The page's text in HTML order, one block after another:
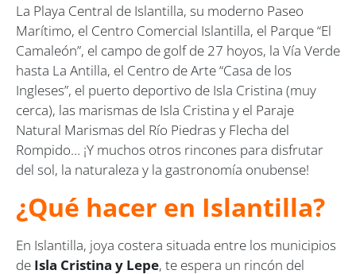
La Playa Central de Islantilla, su moderno Paseo
Marítimo, el Centro Comercial Islantilla, el Parque “El
Camaleón”, el campo de golf de 27 hoyos, la Vía Verde
hasta La Antilla, el Centro de Arte “Casa de los
Ingleses”, el puerto deportivo de Isla Cristina (muy
cerca), las marismas de Isla Cristina y el Paraje
Natural Marismas del Río Piedras y Flecha del
Rompido… ¡Y muchos otros rincones para disfrutar
del sol, la naturaleza y la gastronomía onubense!
¿Qué hacer en Islantilla?
En Islantilla, joya costera situada entre los municipios
de Isla Cristina y Lepe, te espera un rincón del